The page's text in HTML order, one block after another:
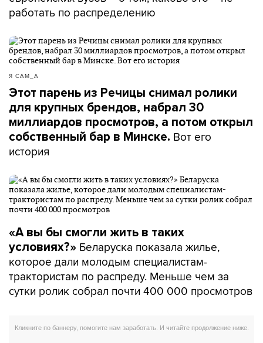
работать по распределению
Я САМ_А
Этот парень из Речицы снимал ролики
для крупных брендов, набрал 30
миллиардов просмотров, а потом открыл
собственный бар в Минске. Вот его
история
«А вы бы смогли жить в таких
условиях?» Беларуска показала жилье,
которое дали молодым специалистам-
трактористам по распреду. Меньше чем за
сутки ролик собрал почти 400 000 просмотров